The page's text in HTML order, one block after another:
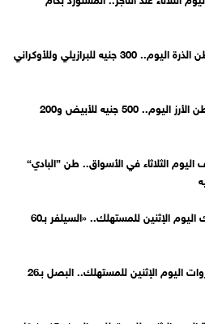
جنيه للبرازيلي وللأوكراني
ارتفاع سعر طن الأرز اليوم.. 500 جنيه للأبيض و200
اليوم الثلاثاء في الأسواق.. طن ”البادي“
أسعار السمك اليوم الإثنين للمستهلك.. «السيلفر بـ60
أسعار الخضروات اليوم الإثنين للمستهلك.. البصل بـ26